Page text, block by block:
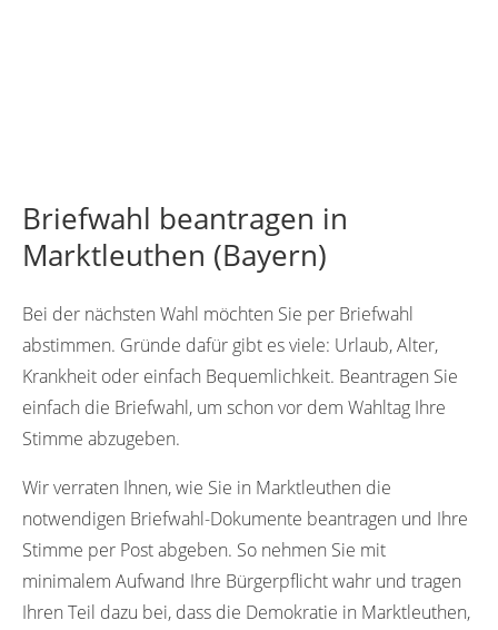
Briefwahl beantragen in
Marktleuthen (Bayern)
Bei der nächsten Wahl möchten Sie per Briefwahl
abstimmen. Gründe dafür gibt es viele: Urlaub, Alter,
Krankheit oder einfach Bequemlichkeit. Beantragen Sie
einfach die Briefwahl, um schon vor dem Wahltag Ihre
Stimme abzugeben.
Wir verraten Ihnen, wie Sie in Marktleuthen die
notwendigen Briefwahl-Dokumente beantragen und Ihre
Stimme per Post abgeben. So nehmen Sie mit
minimalem Aufwand Ihre Bürgerpflicht wahr und tragen
Ihren Teil dazu bei, dass die Demokratie in Marktleuthen,